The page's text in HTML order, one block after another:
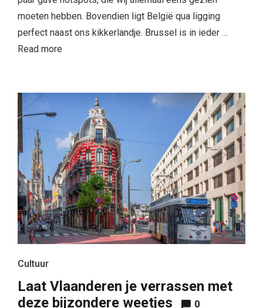
moeten hebben. Bovendien ligt België qua ligging
perfect naast ons kikkerlandje. Brussel is in ieder …
Read more
Cultuur
Laat Vlaanderen je verrassen met
deze bijzondere weetjes
0